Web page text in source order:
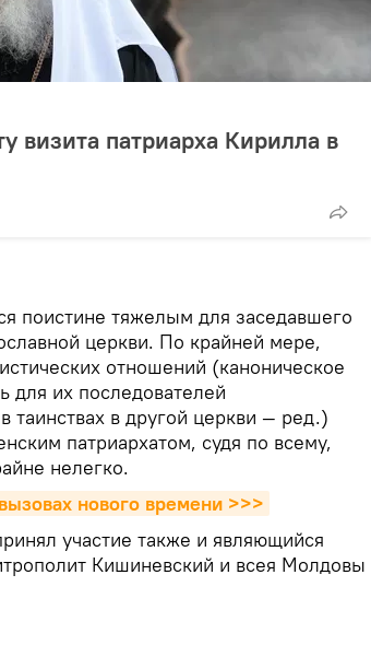
визита патриарха Кирилла в
поистине тяжелым для заседавшего
церкви. По крайней мере,
отношений (каноническое
для их последователей
таинствах в другой церкви — ред.)
патриархатом, судя по всему,
нелегко.
нового времени >>>
участие также и являющийся
Кишиневский и всея Молдовы